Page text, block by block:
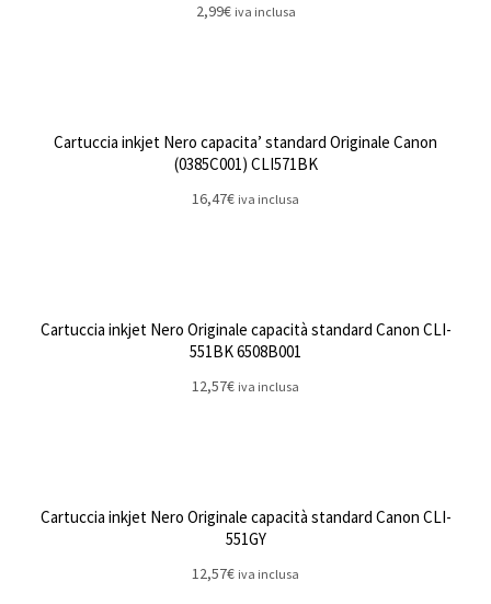
2,99€ iva inclusa
Cartuccia inkjet Nero capacita’ standard Originale Canon
(0385C001) CLI571BK
16,47€ iva inclusa
Cartuccia inkjet Nero Originale capacità standard Canon CLI-
551BK 6508B001
12,57€ iva inclusa
Cartuccia inkjet Nero Originale capacità standard Canon CLI-
551GY
12,57€ iva inclusa